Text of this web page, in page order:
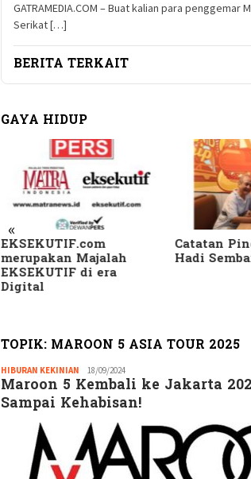
GATRAMEDIA.COM – Buat kalian para
Serikat […]
BERITA TERKAIT
GAYA HIDUP
«
Catatan Pinggir Asri
Hadi Sembari Menunggu
Skandal
Kambing’:
TOPIK: MAROON 5 ASIA TOUR 2025
HIBURAN KEKINIAN Redaksi
GM
18/09/2024
Maroon 5 Kembali ke Jakarta
Sampai Kehabisan!